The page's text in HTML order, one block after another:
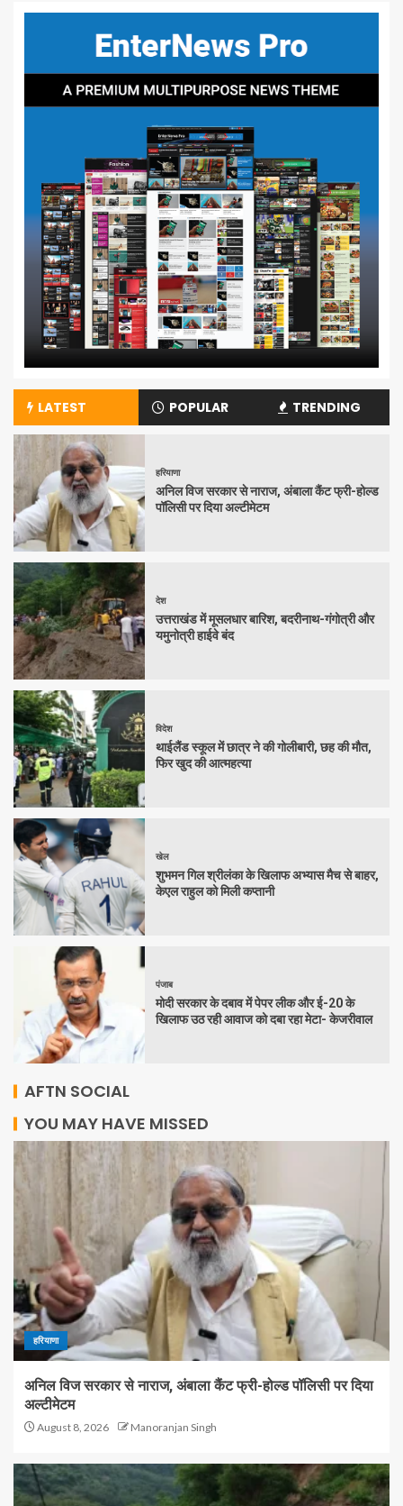
LATEST POPULAR TRENDING
हरियाणा
अनिल विज सरकार से नाराज, अंबाला कैंट फ्री-होल्ड
पॉलिसी पर दिया अल्टीमेटम
देश
उत्तराखंड में मूसलधार बारिश, बदरीनाथ-गंगोत्री और
यमुनोत्री हाईवे बंद
विदेश
थाईलैंड स्कूल में छात्र ने की गोलीबारी, छह की मौत,
फिर खुद की आत्महत्या
खेल
शुभमन गिल श्रीलंका के खिलाफ अभ्यास मैच से बाहर,
केएल राहुल को मिली कप्तानी
पंजाब
मोदी सरकार के दबाव में पेपर लीक और ई-20 के
खिलाफ उठ रही आवाज को दबा रहा मेटा- केजरीवाल
AFTN SOCIAL
YOU MAY HAVE MISSED
हरियाणा
अनिल विज सरकार से नाराज, अंबाला कैंट फ्री-होल्ड पॉलिसी पर दिया
अल्टीमेटम
August 8, 2026 Manoranjan Singh